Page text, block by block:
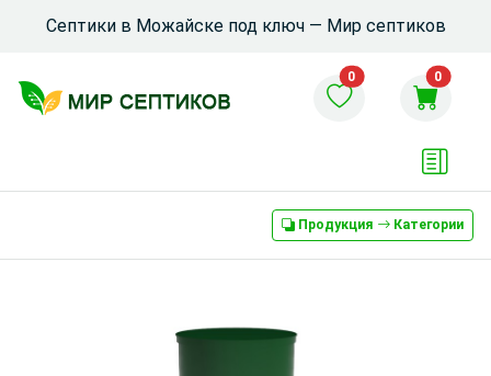
Септики в Можайске под ключ — Мир септиков
0 0
Продукция Категории